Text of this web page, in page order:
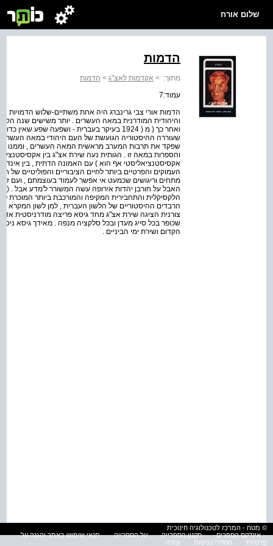
שלום אורח
הדמות
מתוך: > אקדמות לאצ"ג > הדמות
עמוד:7
הדמות אורי צבי גרינברג היה אחת משתיים-שלוש הדמויות
ואחר כך ( מ ( 1924 בעיקר בעברית - ושפעה שפע
שעוררה ההיסטוריה הגועשת של העם היהודי במאה
שפקד את תרבות המערב מראשית המאה העשרים , וממנו
והספרות במאה זו . הגותית נעה שירת אצ"ג בין
אקסיסטנציאליסטי אף הוא ) עם האמונה הדתית , בין
העמוקים והפרטיים ביותר לחיים הציבוריים והפוליטיים
מתחים וריגושים שכמעט אי אפשר לעמוד בעוצמתם , ועם
האבל על חורבן יהדות אירופה עשה המשורר ל'מדע אבל .
הלקסיקלית והתחבירית המקיפה והמורכבת ביותר המוכרת
הרבדים ההיסטוריים של הלשון העברית , למן לשון המקרא
צורנית הציגה שירת אצ"ג מחד גיסא פריצה מודרניסטית
שכופר בכל סייג מעדן ובכל סלקציה מנפה . מאידך גיסא
הקדום ושירת ימי הביניים .
© מטח - המרכז לטכנולוגיה חינוכית
אינדקס הספרים
תקנון הספרייה על הספרייה
תנאי שימוש באתר והגנה על
פרטיות
הסדרי נגישות עזרה